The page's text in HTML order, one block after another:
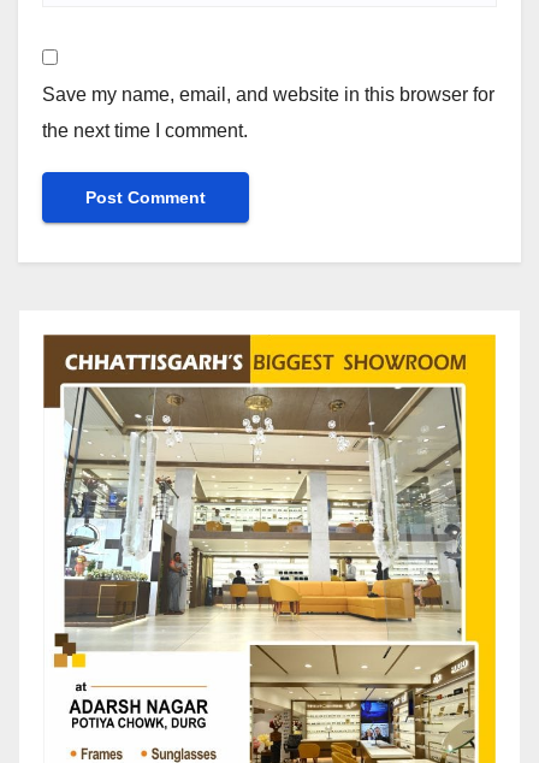
Save my name, email, and website in this browser for
the next time I comment.